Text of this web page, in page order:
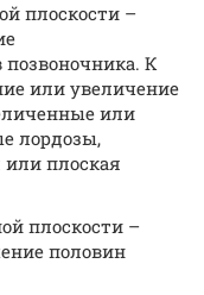
плоскости –
позвоночника. К
или увеличение
или
лордозы,
плоская
плоскости –
половин